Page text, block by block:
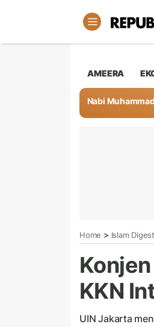
AMEERA
Nabi Muhammad
Home > Islam Digest
KKN
UIN Jakarta